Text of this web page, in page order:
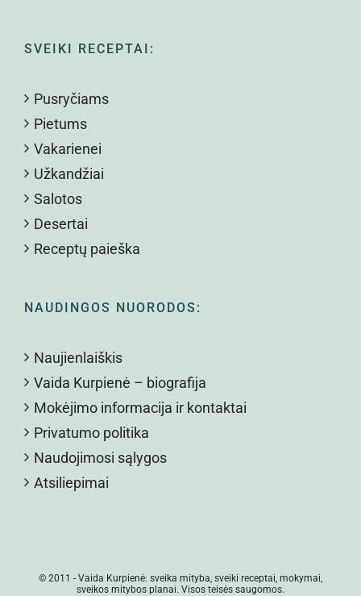
SVEIKI RECEPTAI:
Pusryčiams
Pietums
Vakarienei
Užkandžiai
Salotos
Desertai
Receptų paieška
NAUDINGOS NUORODOS:
Naujienlaiškis
Vaida Kurpienė – biografija
Mokėjimo informacija ir kontaktai
Privatumo politika
Naudojimosi sąlygos
Atsiliepimai
© 2011 - Vaida Kurpienė: sveika mityba, sveiki receptai, mokymai,
sveikos mitybos planai. Visos teisės saugomos.